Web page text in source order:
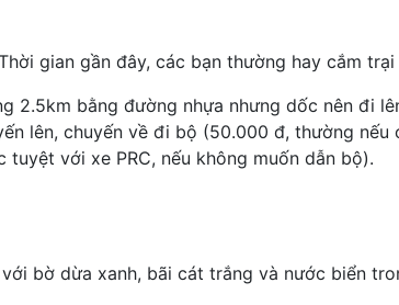
gian gần đây, các bạn thường hay cắm
2.5km bằng đường nhựa nhưng dốc nên đi
lên, chuyến về đi bộ (50.000 đ, thường nếu
với xe PRC, nếu không muốn dẫn bộ).
với bờ dừa xanh, bãi cát trắng và nước biển